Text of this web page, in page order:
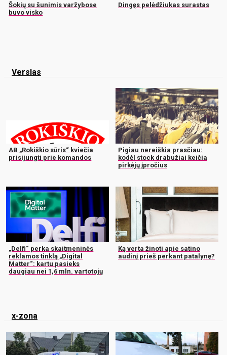
Šokių su šunimis varžybose
buvo visko
Dingęs pelėdžiukas surastas
Verslas
AB „Rokiškio sūris“ kviečia
prisijungti prie komandos
Pigiau nereiškia prasčiau:
kodėl stock drabužiai keičia
pirkėjų įpročius
„Delfi“ perka skaitmeninės
reklamos tinklą „Digital
Matter“: kartu pasieks
daugiau nei 1,6 mln. vartotojų
Ką verta žinoti apie satino
audinį prieš perkant patalynę?
x-zona